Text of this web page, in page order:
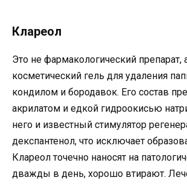
Клареол
Это не фармакологический препарат,
косметический гель для удаления
кондилом и бородавок. Его состав
акрилатом и едкой гидроокисью
него и известный стимулятор
декспантенол, что исключает
Клареол точечно наносят на
дважды в день, хорошо втирают.